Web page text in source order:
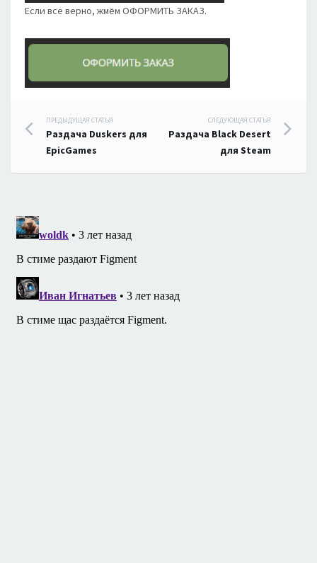
Если все верно, жмём ОФОРМИТЬ ЗАКАЗ.
Навигация
по
записям
ПРЕДЫДУЩАЯ СТАТЬЯ
Раздача Duskers для
EpicGames
СЛЕДУЮЩАЯ СТАТЬЯ
Раздача Black Desert
для Steam